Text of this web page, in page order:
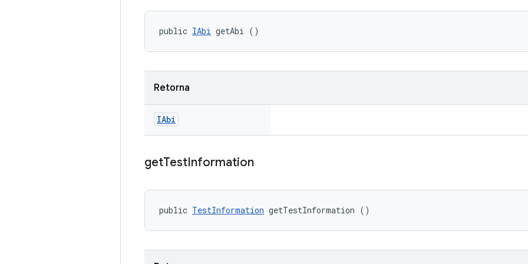
public IAbi getAbi ()
Retorna
IAbi
getTestInformation
public TestInformation getTestInformation ()